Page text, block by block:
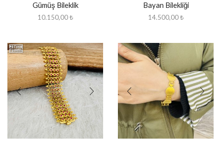
Gümüş Bileklik
10.150,00₺
Bayan Bilekliği
14.500,00₺